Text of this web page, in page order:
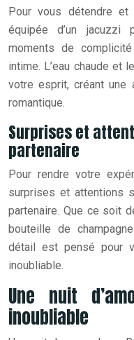
Pour vous détendre
équipée d’un jacuzzi
moments de
intime. L’eau chaude et
votre esprit, créant une
romantique.
Surprises et
partenaire
Pour rendre votre
surprises et attentions
partenaire. Que ce soit
bouteille de
détail est pensé pour
inoubliable.
Une nuit
inoubliable